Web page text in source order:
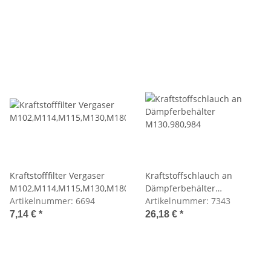
Kraftstofffilter Vergaser
M102,M114,M115,M130,M180
Artikelnummer: 6694
7,14 € *
Kraftstoffschlauch an
Dämpferbehälter
M130.980,984
Artikelnummer: 7343
26,18 € *